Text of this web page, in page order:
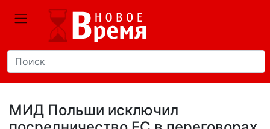
МИД Польши исключил